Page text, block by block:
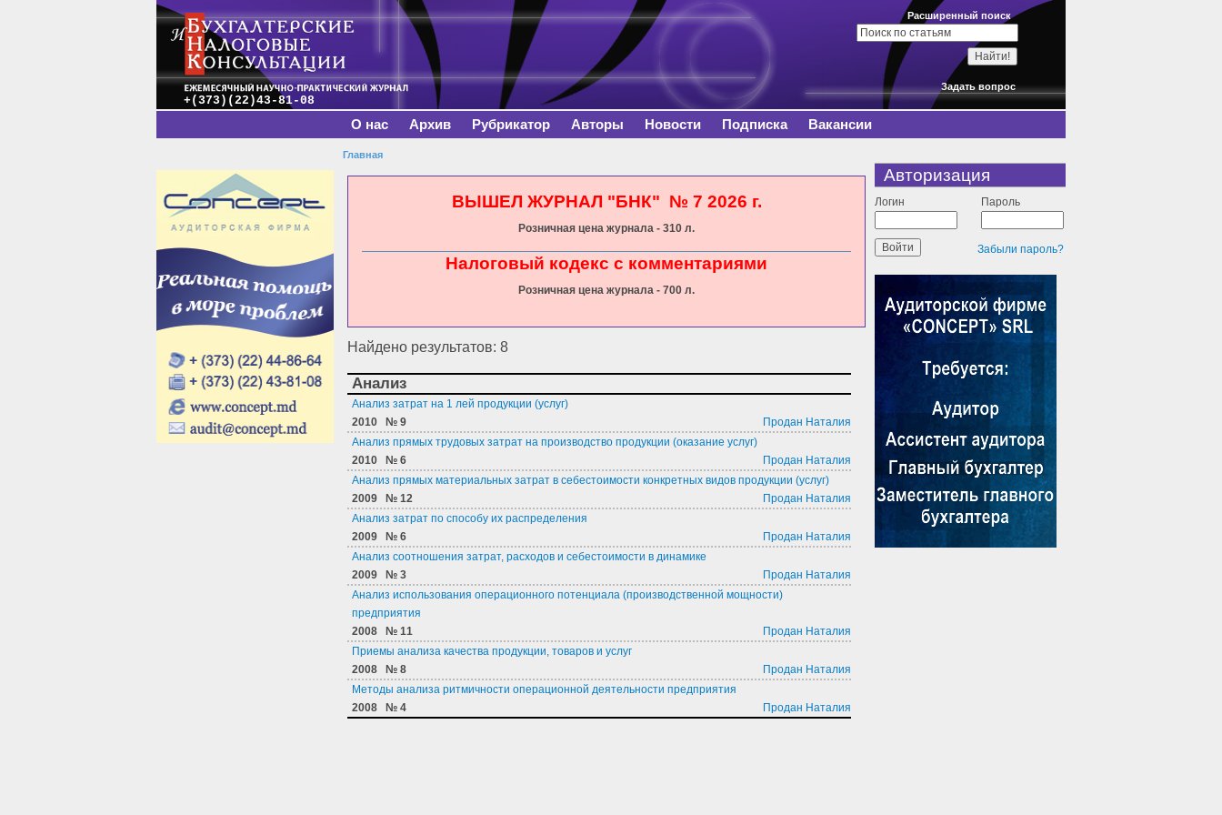
содержанию
+(373)(22)43-81-08
Расширенный поиск
Задать вопрос
Главное меню
О нас Архив Рубрикатор Авторы Новости Подписка Вакансии
Вы здесь
Главная
ВЫШЕЛ ЖУРНАЛ "БНК" № 7 2026 г.
Розничная цена журнала - 310 л.
Налоговый кодекс с комментариями
Розничная цена журнала - 700 л.
Найдено результатов: 8
Анализ
Анализ затрат на 1 лей продукции (услуг)
Продан Наталия
2010
№ 9
Анализ прямых трудовых затрат на производство продукции (оказание услуг)
Продан Наталия
2010
№ 6
Анализ прямых материальных затрат в себестоимости конкретных видов продукции (услуг)
Продан Наталия
2009
№ 12
Анализ затрат по способу их распределения
Продан Наталия
2009
№ 6
Анализ соотношения затрат, расходов и себестоимости в динамике
Продан Наталия
2009
№ 3
Анализ использования операционного потенциала (производственной мощности)
предприятия
Продан Наталия
2008
№ 11
Приемы анализа качества продукции, товаров и услуг
Продан Наталия
2008
№ 8
Методы анализа ритмичности операционной деятельности предприятия
Продан Наталия
2008 № 4
Авторизация
Логин Пароль
Забыли пароль?